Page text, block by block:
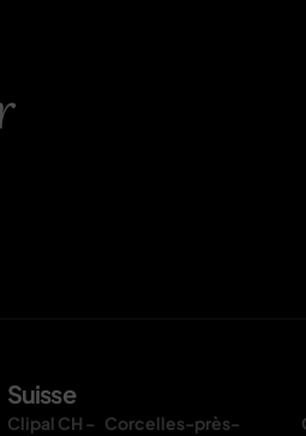
Suisse
Clipal CH - Corcelles-près-